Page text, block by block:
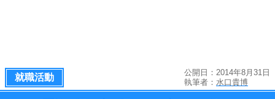
就職活動
公開日：2014年8月31日
執筆者： 水口貴博